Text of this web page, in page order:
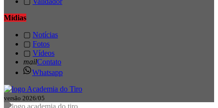
Mídias
▢ Notícias
▢ Fotos
▢ Vídeos
mailContato
Whatsapp
versão 2026/05